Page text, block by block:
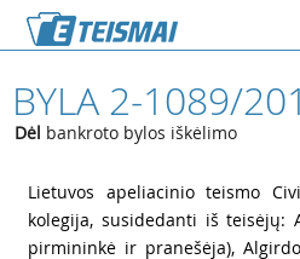
BYLA 2-1089/
Dėl bankroto bylos iškėlimo
Lietuvos apeliacinio teismo
kolegija, susidedanti iš teisėjų:
pirmininkė ir pranešėja),